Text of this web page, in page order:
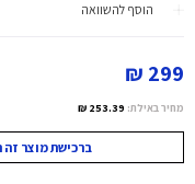
הוסף להשוואה
299 ₪
מחיר באילת: 253.39 ₪
ברכישת מוצר זה תוכלו